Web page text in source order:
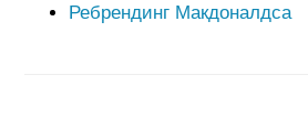
Ребрендинг Макдоналдса